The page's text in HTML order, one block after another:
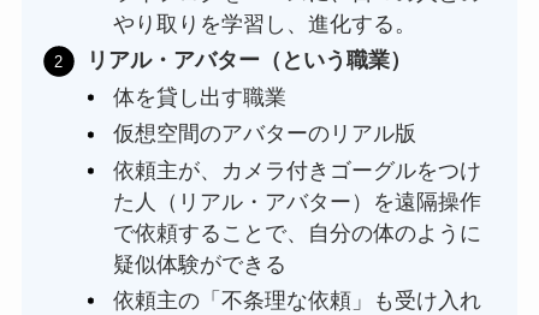
やり取りを学習し、進化する。
リアル・アバター（という職業）
体を貸し出す職業
仮想空間のアバターのリアル版
依頼主が、カメラ付きゴーグルをつけ
た人（リアル・アバター）を遠隔操作
で依頼することで、自分の体のように
疑似体験ができる
依頼主の「不条理な依頼」も受け入れ